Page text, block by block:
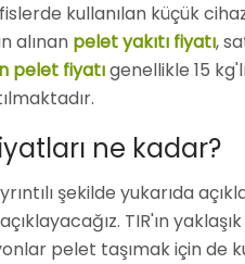
kullanılan küçük
alınan pelet yakıtı fiyatı,
pelet fiyatıgenellikle 15
ne kadar?
şekilde yukarıda
açıklayacağız. TIR'ın
pelet taşımak için de